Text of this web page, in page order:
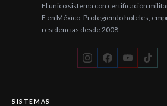
El único sistema con certificación
E en México. Protegiendo hoteles,
residencias desde 2008.
SISTEMAS